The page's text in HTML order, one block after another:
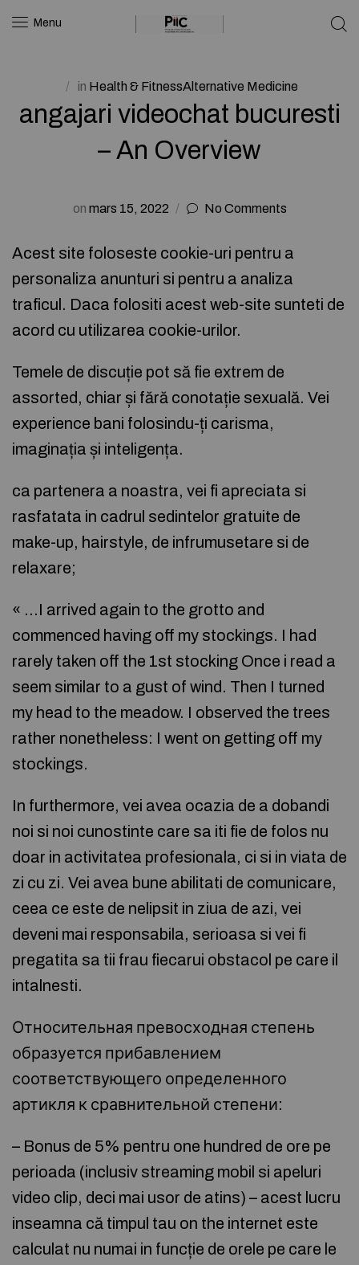
Menu
in Health & FitnessAlternative Medicine
angajari videochat bucuresti
– An Overview
on mars 15, 2022 No Comments
Acest site foloseste cookie-uri pentru a
personaliza anunturi si pentru a analiza
traficul. Daca folositi acest web-site sunteti de
acord cu utilizarea cookie-urilor.
Temele de discuție pot să fie extrem de
assorted, chiar și fără conotație sexuală. Vei
experience bani folosindu-ți carisma,
imaginația și inteligența.
ca partenera a noastra, vei fi apreciata si
rasfatata in cadrul sedintelor gratuite de
make-up, hairstyle, de infrumusetare si de
relaxare;
« …I arrived again to the grotto and
commenced having off my stockings. I had
rarely taken off the 1st stocking Once i read a
seem similar to a gust of wind. Then I turned
my head to the meadow. I observed the trees
rather nonetheless: I went on getting off my
stockings.
In furthermore, vei avea ocazia de a dobandi
noi si noi cunostinte care sa iti fie de folos nu
doar in activitatea profesionala, ci si in viata de
zi cu zi. Vei avea bune abilitati de comunicare,
ceea ce este de nelipsit in ziua de azi, vei
deveni mai responsabila, serioasa si vei fi
pregatita sa tii frau fiecarui obstacol pe care il
intalnesti.
Относительная превосходная степень
образуется прибавлением
соответствующего определенного
артикля к сравнительной степени:
– Bonus de 5% pentru one hundred de ore pe
perioada (inclusiv streaming mobil si apeluri
video clip, deci mai usor de atins) – acest lucru
inseamna că timpul tau on the internet este
calculat nu numai in funcție de orele pe care le